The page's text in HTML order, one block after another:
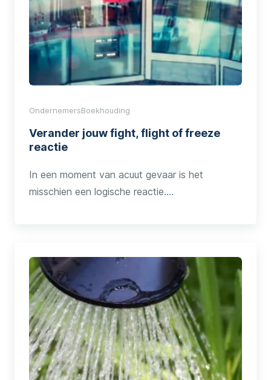
OndernemersBoekhouding
Verander jouw fight, flight of freeze
reactie
In een moment van acuut gevaar is het
misschien een logische reactie.…